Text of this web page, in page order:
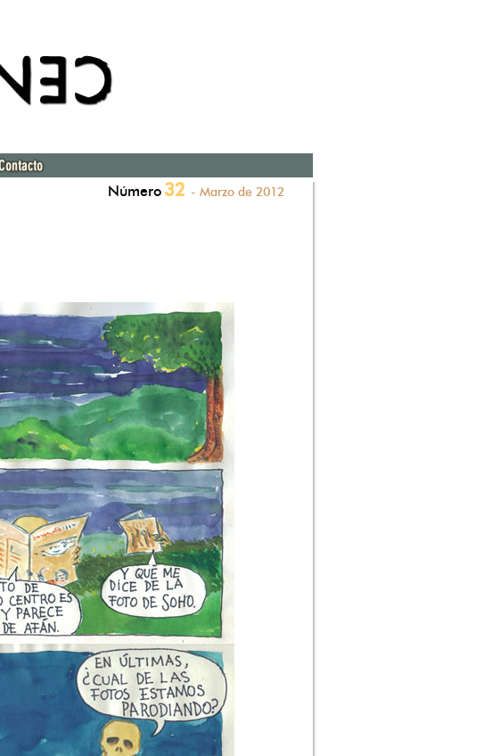
Número 32 - Marzo de 2012